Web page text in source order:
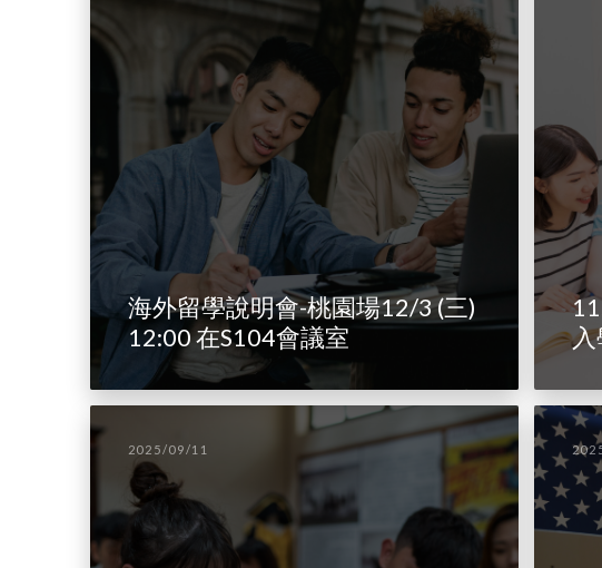
海外留學說明會-桃園場12/3 (三)
12:00 在S104會議室
2025/09/11